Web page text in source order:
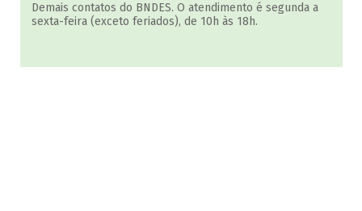
Demais contatos do BNDES. O atendimento é segunda a
sexta-feira (exceto feriados), de 10h às 18h.